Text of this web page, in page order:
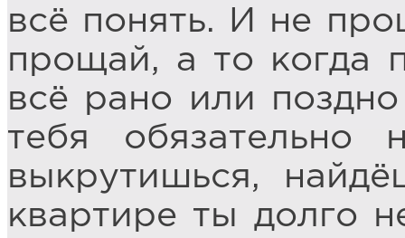
всё понять. И не
прощай, а то когда
всё рано или
тебя
выкрутишься,
квартире ты долго